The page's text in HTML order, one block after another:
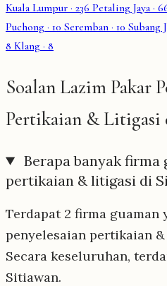
Kuala Lumpur · 236 Petaling Jaya·
Puchong · 10 Seremban · 10 Subang
8 Klang · 8
Soalan Lazim Pakar
Pertikaian & Litigasi
Berapa banyak firma
pertikaian & litigasi di
Terdapat 2 firma guaman
penyelesaian pertikaian
Secara keseluruhan,
Sitiawan.